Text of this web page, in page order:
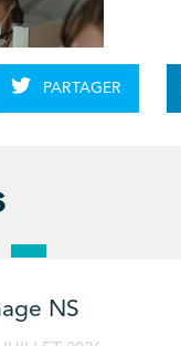
PARTAGER
NS